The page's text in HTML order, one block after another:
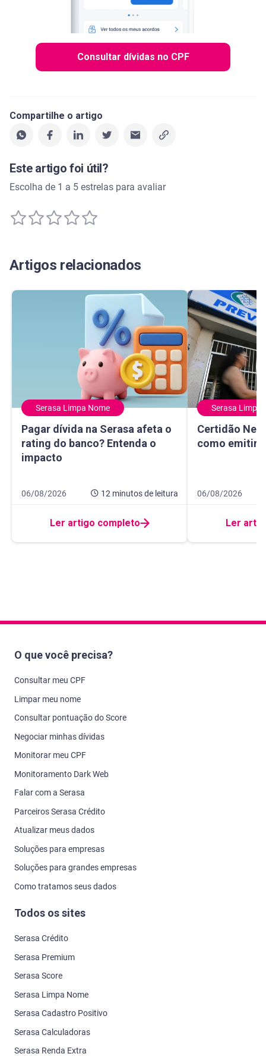
Consultar dívidas no CPF
Compartilhe o artigo
Este artigo foi útil?
Escolha de 1 a 5 estrelas para avaliar
Artigos relacionados
Serasa Limpa Nome
Pagar dívida na Serasa afeta o
rating do banco? Entenda o
impacto
Pagar dívida na Serasa afeta o rating do banco? Entenda
Data de publicação 6 de agosto de 2026
06/08/2026 12 minutosde leitura
12 minutos de leitura
Ler artigo completo
Serasa Limpa
Certidão
como emitir
Certidão
Data de
06/08/2026
8 minutos de
Ler
O que você precisa?
Consultar meu CPF
Limpar meu nome
Consultar pontuação do Score
Negociar minhas dívidas
Monitorar meu CPF
Monitoramento Dark Web
Falar com a Serasa
Parceiros Serasa Crédito
Atualizar meus dados
Soluções para empresas
Soluções para grandes empresas
Como tratamos seus dados
Todos os sites
Serasa Crédito
Serasa Premium
Serasa Score
Serasa Limpa Nome
Serasa Cadastro Positivo
Serasa Calculadoras
Serasa Renda Extra